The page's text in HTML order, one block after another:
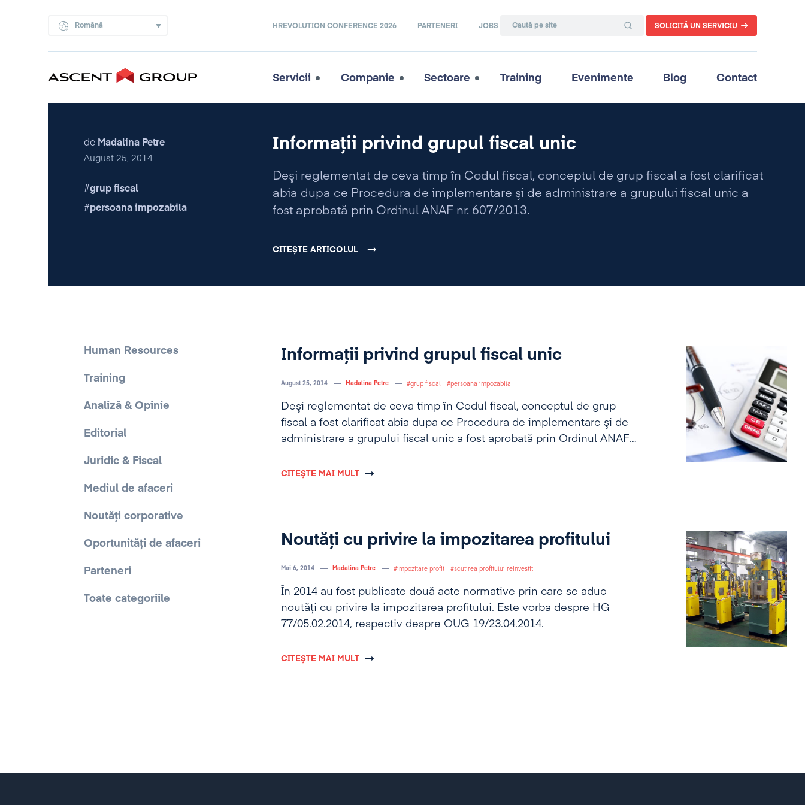
Română HREVOLUTION CONFERENCE 2026 PARTENERI JOBS SOLICITĂ UN SERVICIU
Servicii Companie Sectoare Training Evenimente Blog Contact
de Madalina Petre
August 25, 2014
grup fiscal
persoana impozabila
Informaţii privind grupul fiscal unic
Deşi reglementat de ceva timp în Codul fiscal, conceptul de grup fiscal a fost clarificat
abia dupa ce Procedura de implementare şi de administrare a grupului fiscal unic a
fost aprobată prin Ordinul ANAF nr. 607/2013.
CITEȘTE ARTICOLUL
Human Resources
Training
Analiză & Opinie
Editorial
Juridic & Fiscal
Mediul de afaceri
Noutăți corporative
Oportunități de afaceri
Parteneri
Toate categoriile
Informaţii privind grupul fiscal unic
August 25, 2014 Madalina Petre grup fiscal persoana impozabila
Deşi reglementat de ceva timp în Codul fiscal, conceptul de grup
fiscal a fost clarificat abia dupa ce Procedura de implementare şi de
administrare a grupului fiscal unic a fost aprobată prin Ordinul ANAF
CITEȘTE MAI MULT
Noutăți cu privire la impozitarea profitului
Mai 6, 2014 Madalina Petre impozitare profit scutirea profitului reinvestit
În 2014 au fost publicate două acte normative prin care se aduc
noutăți cu privire la impozitarea profitului. Este vorba despre HG
77/05.02.2014, respectiv despre OUG 19/23.04.2014.
CITEȘTE MAI MULT